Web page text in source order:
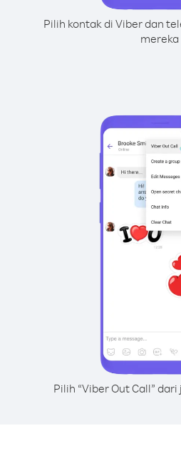
Pilih kontak di Viber dan
mereka
Pilih “Viber Out Call”